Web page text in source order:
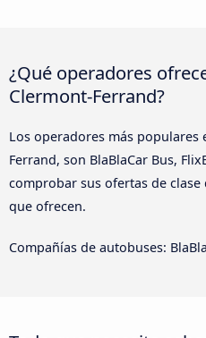
¿Qué operadores
Clermont-Ferrand?
Los operadores más populares
Ferrand, son BlaBlaCar Bus,
comprobar sus ofertas de
que ofrecen.
Compañías de autobuses: